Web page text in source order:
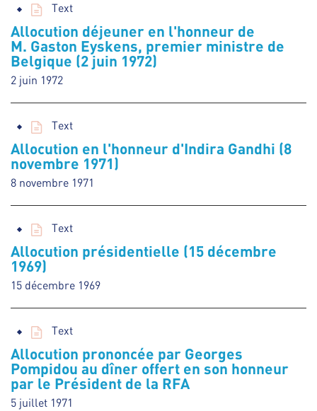
Text
Allocution déjeuner en l'honneur de
M. Gaston Eyskens, premier ministre de
Belgique (2 juin 1972)
2 juin 1972
Text
Allocution en l'honneur d'Indira Gandhi (8
novembre 1971)
8 novembre 1971
Text
Allocution présidentielle (15 décembre
1969)
15 décembre 1969
Text
Allocution prononcée par Georges
Pompidou au dîner offert en son honneur
par le Président de la RFA
5 juillet 1971